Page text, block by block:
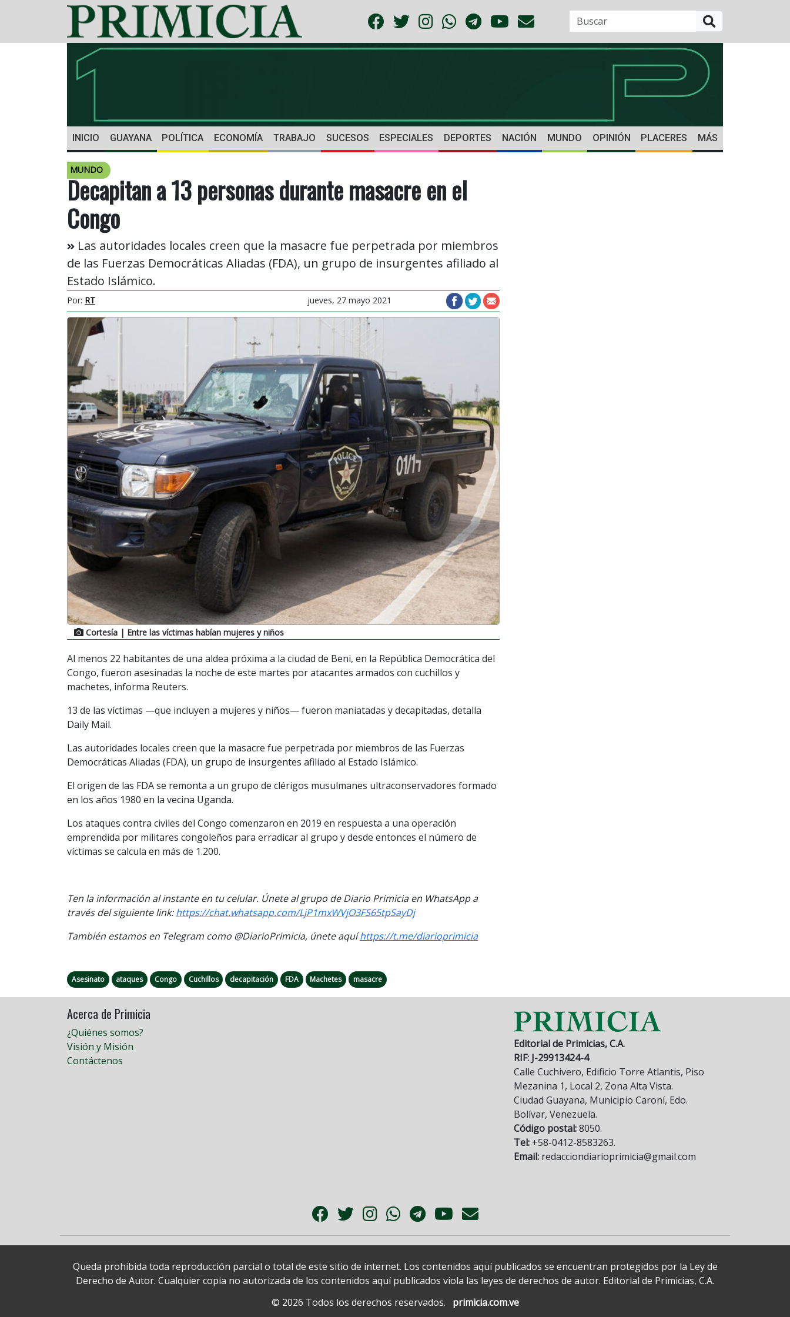
INICIO GUAYANA POLÍTICA ECONOMÍA TRABAJO SUCESOS ESPECIALES DEPORTES NACIÓN MUNDO OPINIÓN PLACERES MÁS
MUNDO
Decapitan a 13 personas durante masacre en el
Congo
Las autoridades locales creen que la masacre fue perpetrada por miembros
de las Fuerzas Democráticas Aliadas (FDA), un grupo de insurgentes afiliado al
Estado Islámico.
Por: RT jueves, 27 mayo 2021
Cortesía | Entre las víctimas habían mujeres y niños
Al menos 22 habitantes de una aldea próxima a la ciudad de Beni, en la República Democrática del
Congo, fueron asesinadas la noche de este martes por atacantes armados con cuchillos y
machetes, informa Reuters.
13 de las víctimas —que incluyen a mujeres y niños— fueron maniatadas y decapitadas, detalla
Daily Mail.
Las autoridades locales creen que la masacre fue perpetrada por miembros de las Fuerzas
Democráticas Aliadas (FDA), un grupo de insurgentes afiliado al Estado Islámico.
El origen de las FDA se remonta a un grupo de clérigos musulmanes ultraconservadores formado
en los años 1980 en la vecina Uganda.
Los ataques contra civiles del Congo comenzaron en 2019 en respuesta a una operación
emprendida por militares congoleños para erradicar al grupo y desde entonces el número de
víctimas se calcula en más de 1.200.
Ten la información al instante en tu celular. Únete al grupo de Diario Primicia en WhatsApp a
través del siguiente link:https://chat.whatsapp.com/LjP1mxWVjO3FS65tpSayDj
También estamos en Telegram como @DiarioPrimicia, únete aquíhttps://t.me/diarioprimicia
Asesinato ataques Congo Cuchillos decapitación FDA Machetes masacre
Acerca de Primicia
¿Quiénes somos?
Visión y Misión
Contáctenos
Editorial de Primicias, C.A.
RIF: J-29913424-4
Calle Cuchivero, Edificio Torre Atlantis, Piso
Mezanina 1, Local 2, Zona Alta Vista.
Ciudad Guayana, Municipio Caroní, Edo.
Bolívar, Venezuela.
Código postal:8050.
Tel: +58-0412-8583263.
Email: redacciondiarioprimicia@gmail.com
Queda prohibida toda reproducción parcial o total de este sitio de internet. Los contenidos aquí publicados se encuentran protegidos por la Ley de
Derecho de Autor. Cualquier copia no autorizada de los contenidos aquí publicados viola las leyes de derechos de autor. Editorial de Primicias, C.A.
© 2026 Todos los derechos reservados.
primicia.com.ve